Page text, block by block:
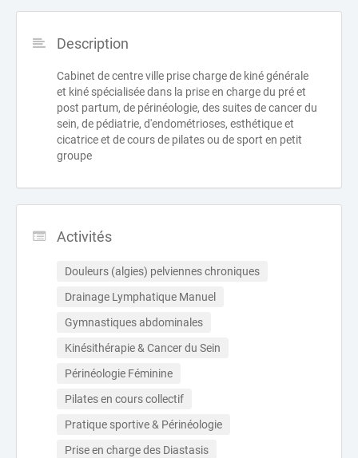
Description
Cabinet de centre ville prise charge de kiné générale
et kiné spécialisée dans la prise en charge du pré et
post partum, de périnéologie, des suites de cancer du
sein, de pédiatrie, d'endométrioses, esthétique et
cicatrice et de cours de pilates ou de sport en petit
groupe
Activités
Douleurs (algies) pelviennes chroniques
Drainage Lymphatique Manuel
Gymnastiques abdominales
Kinésithérapie & Cancer du Sein
Périnéologie Féminine
Pilates en cours collectif
Pratique sportive & Périnéologie
Prise en charge des Diastasis